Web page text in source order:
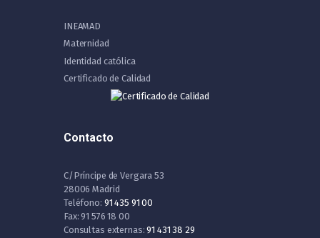
INEAMAD
Maternidad
Identidad católica
Certificado de Calidad
Contacto
C/Príncipe de Vergara 53
28006 Madrid
Teléfono: 91 435 91 00
Fax: 91 576 18 00
Consultas externas:91 431 38 29